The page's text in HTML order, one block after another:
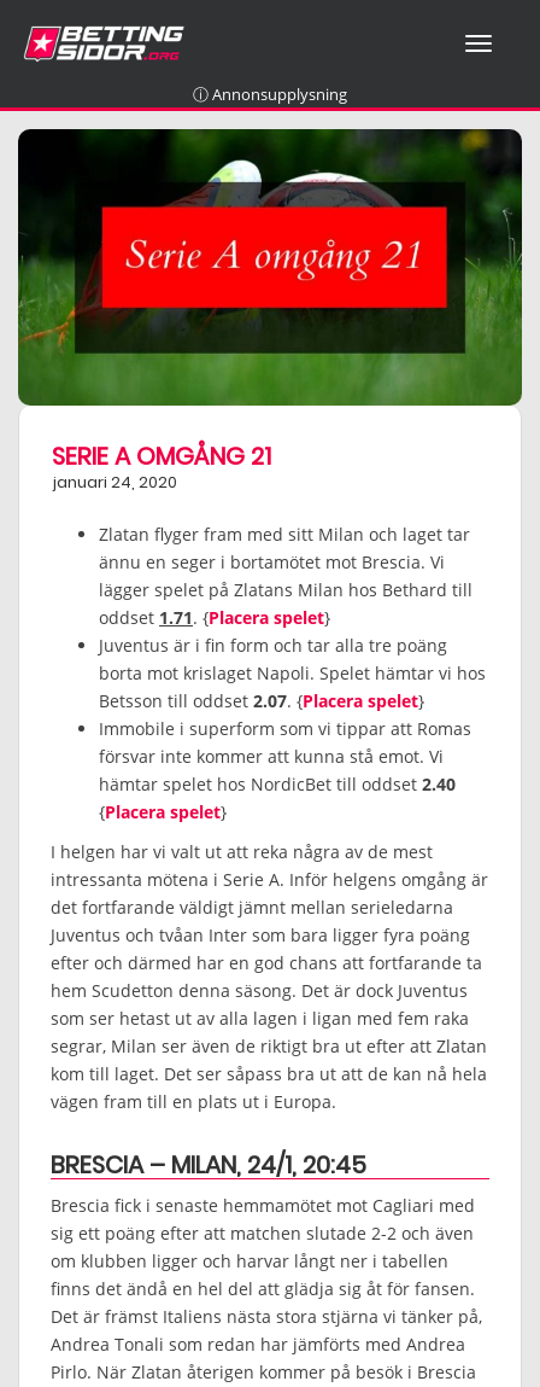
T
G
L
I
G
A
T
N
ⓘ Annonsupplysning
SERIE A OMGÅNG 21
januari 24, 2020
Zlatan flyger fram med sitt Milan och laget tar
ännu en seger i bortamötet mot Brescia. Vi
lägger spelet på Zlatans Milan hos Bethard till
oddset 1.71. {Placera spelet}
Juventus är i fin form och tar alla tre poäng
borta mot krislaget Napoli. Spelet hämtar vi hos
Betsson till oddset 2.07. {Placera spelet}
Immobile i superform som vi tippar att Romas
försvar inte kommer att kunna stå emot. Vi
hämtar spelet hos NordicBet till oddset 2.40
{Placera spelet}
I helgen har vi valt ut att reka några av de mest
intressanta mötena i Serie A. Inför helgens omgång är
det fortfarande väldigt jämnt mellan serieledarna
Juventus och tvåan Inter som bara ligger fyra poäng
efter och därmed har en god chans att fortfarande ta
hem Scudetton denna säsong. Det är dock Juventus
som ser hetast ut av alla lagen i ligan med fem raka
segrar, Milan ser även de riktigt bra ut efter att Zlatan
kom till laget. Det ser såpass bra ut att de kan nå hela
vägen fram till en plats ut i Europa.
BRESCIA – MILAN, 24/1, 20:45
Brescia fick i senaste hemmamötet mot Cagliari med
sig ett poäng efter att matchen slutade 2-2 och även
om klubben ligger och harvar långt ner i tabellen
finns det ändå en hel del att glädja sig åt för fansen.
Det är främst Italiens nästa stora stjärna vi tänker på,
Andrea Tonali som redan har jämförts med Andrea
Pirlo. När Zlatan återigen kommer på besök i Brescia